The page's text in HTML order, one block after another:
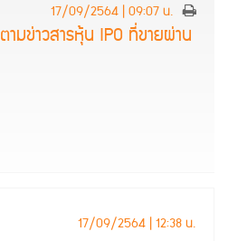
17/09/2564 | 09:07 น.
ามข่าวสารหุ้น IPO ที่ขายผ่าน
17/09/2564 | 12:38 น.